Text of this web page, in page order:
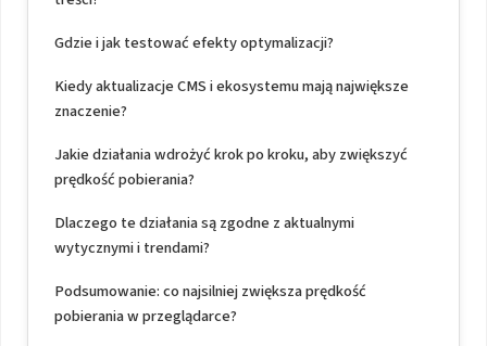
Gdzie i jak testować efekty optymalizacji?
Kiedy aktualizacje CMS i ekosystemu mają największe
znaczenie?
Jakie działania wdrożyć krok po kroku, aby zwiększyć
prędkość pobierania?
Dlaczego te działania są zgodne z aktualnymi
wytycznymi i trendami?
Podsumowanie: co najsilniej zwiększa prędkość
pobierania w przeglądarce?